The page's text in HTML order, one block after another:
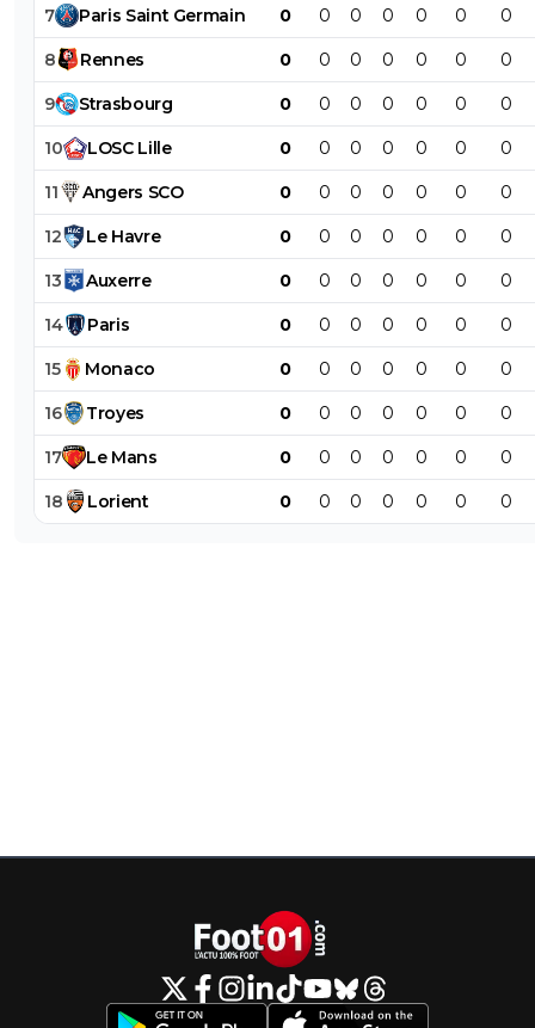
7 Paris Saint Germain 0 0 0 0 0 0 0
8 Rennes 0 0 0 0 0 0 0
9 Strasbourg 0 0 0 0 0 0 0
10 LOSC Lille 0 0 0 0 0 0 0
11 Angers SCO 0 0 0 0 0 0 0
12 Le Havre 0 0 0 0 0 0 0
13 Auxerre 0 0 0 0 0 0 0
14 Paris 0 0 0 0 0 0 0
15 Monaco 0 0 0 0 0 0 0
16 Troyes 0 0 0 0 0 0 0
17 Le Mans 0 0 0 0 0 0 0
18 Lorient 0 0 0 0 0 0 0